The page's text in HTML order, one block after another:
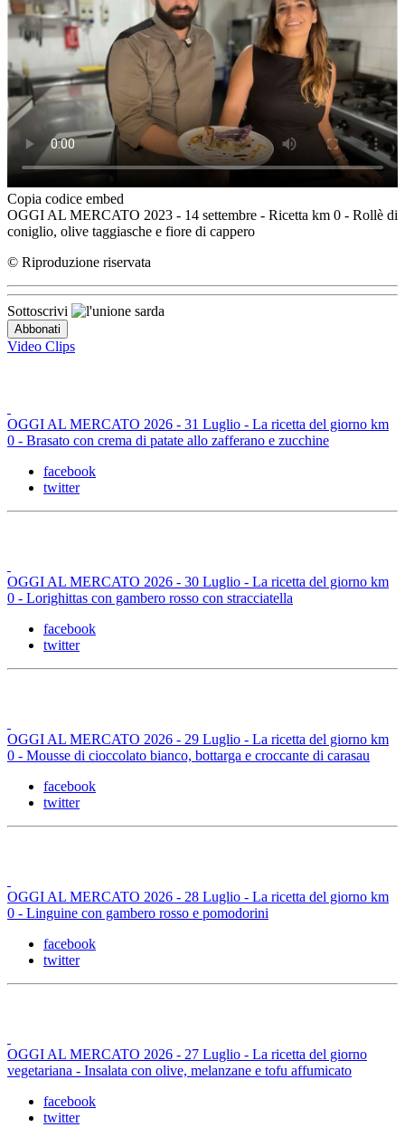
Copia codice embed
OGGI AL MERCATO 2023 - 14 settembre - Ricetta km 0 - Rollè di
coniglio, olive taggiasche e fiore di cappero
© Riproduzione riservata
Sottoscrivi
Video Clips
OGGI AL MERCATO 2026 - 31 Luglio - La ricetta del giorno km
0 - Brasato con crema di patate allo zafferano e zucchine
facebook
twitter
OGGI AL MERCATO 2026 - 30 Luglio - La ricetta del giorno km
0 - Lorighittas con gambero rosso con stracciatella
facebook
twitter
OGGI AL MERCATO 2026 - 29 Luglio - La ricetta del giorno km
0 - Mousse di cioccolato bianco, bottarga e croccante di carasau
facebook
twitter
OGGI AL MERCATO 2026 - 28 Luglio - La ricetta del giorno km
0 - Linguine con gambero rosso e pomodorini
facebook
twitter
OGGI AL MERCATO 2026 - 27 Luglio - La ricetta del giorno
vegetariana - Insalata con olive, melanzane e tofu affumicato
facebook
twitter